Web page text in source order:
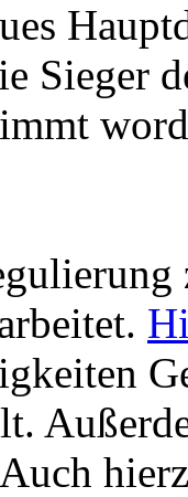
Sieger